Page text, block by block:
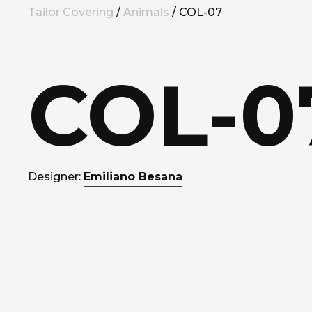
Tailor Covering / Animals / COL-07
COL-
Designer: Emiliano Besana